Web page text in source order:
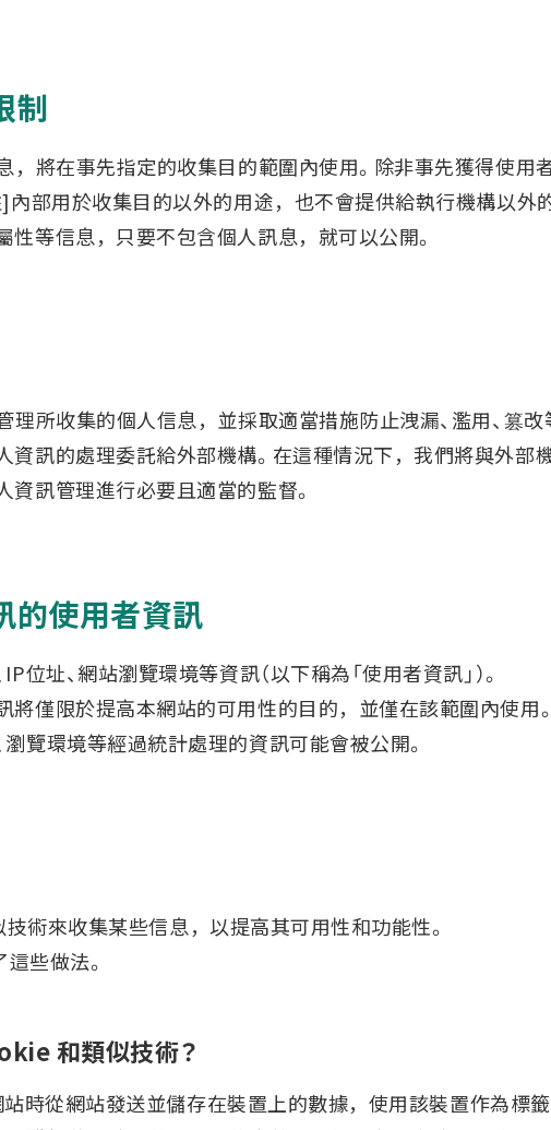
制
，將在事先指定的收集目的範圍內使用。除非事先獲得使
部用於收集目的以外的用途，也不會提供給執行機構以外
等信息，只要不包含個人訊息，就可以公開。
理所收集的個人信息，並採取適當措施防止洩漏、濫用、篡
資訊的處理委託給外部機構。在這種情況下，我們將與外部
訊管理進行必要且適當的監督。
的使用者資訊
位址、網站瀏覽環境等資訊（以下稱為「使用者資訊」）。
將僅限於提高本網站的可用性的目的，並僅在該範圍內使用
覽環境等經過統計處理的資訊可能會被公開。
術來收集某些信息，以提高其可用性和功能性。
些做法。
和類似技術？
時從網站發送並儲存在裝置上的數據，使用該裝置作為標